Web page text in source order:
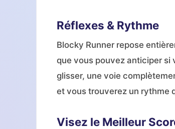
Réflexes & Rythme
Blocky Runner repose
que vous pouvez anticiper si
glisser, une voie
et vous trouverez un rythme
Visez le Meilleur